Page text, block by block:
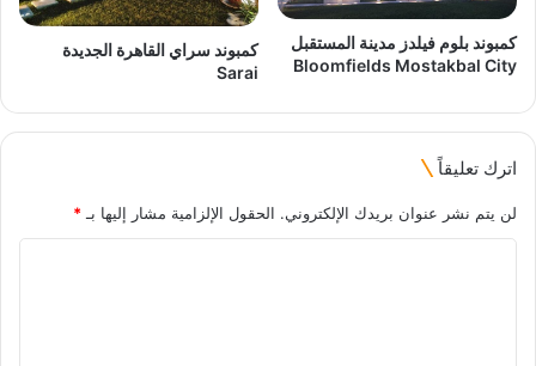
كمبوند بلوم فيلدز مدينة المستقبل
Bloomfields Mostakbal City
كمبوند سراي القاهرة الجديدة
Sarai
اترك تعليقاً
لن يتم نشر عنوان بريدك الإلكتروني. الحقول الإلزامية مشار إليها بـ *